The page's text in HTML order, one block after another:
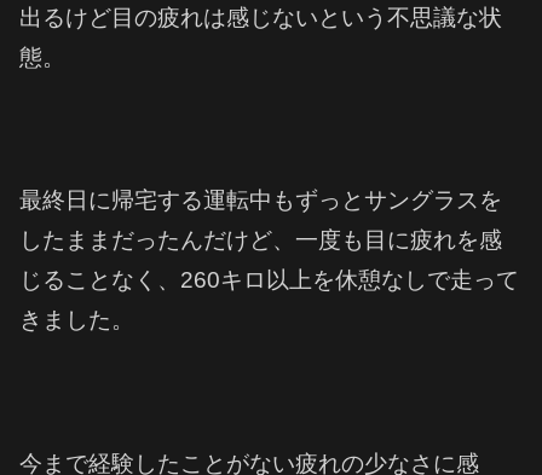
出るけど目の疲れは感じないという不思議な状
態。
最終日に帰宅する運転中もずっとサングラスを
したままだったんだけど、一度も目に疲れを感
じることなく、260キロ以上を休憩なしで走って
きました。
今まで経験したことがない疲れの少なさに感